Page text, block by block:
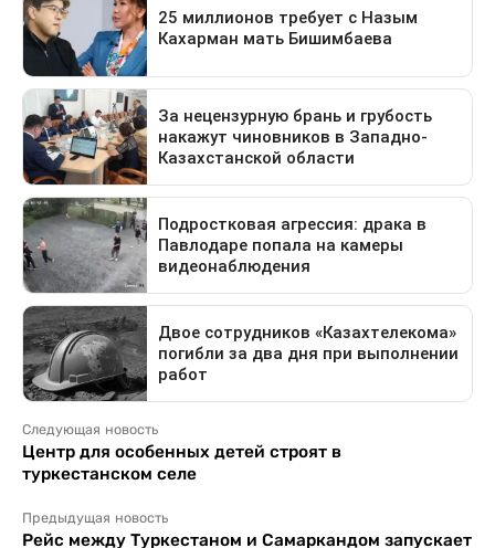
Следующая новость
Центр для особенных детей строят в
туркестанском селе
Предыдущая новость
Рейс между Туркестаном и Самаркандом запускает